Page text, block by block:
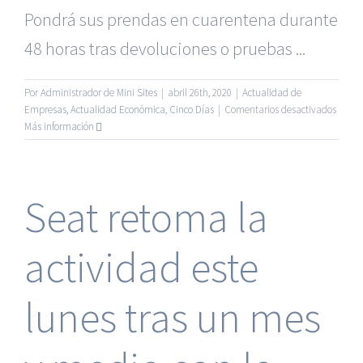
Pondrá sus prendas en cuarentena durante
48 horas tras devoluciones o pruebas ...
PorAdministrador de Mini Sites | abril 26th, 2020 | Actualidad de
Empresas,Actualidad Económica, Cinco Días | Comentarios desactivadosen
Más información
Seat retoma la
actividad este
lunes tras un mes